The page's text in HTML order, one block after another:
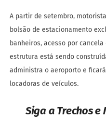
A partir de setembro,
bolsão de estacionamento
banheiros, acesso por
estrutura está sendo
administra o aeroporto e
locadoras de veículos.
Siga a Trechos e